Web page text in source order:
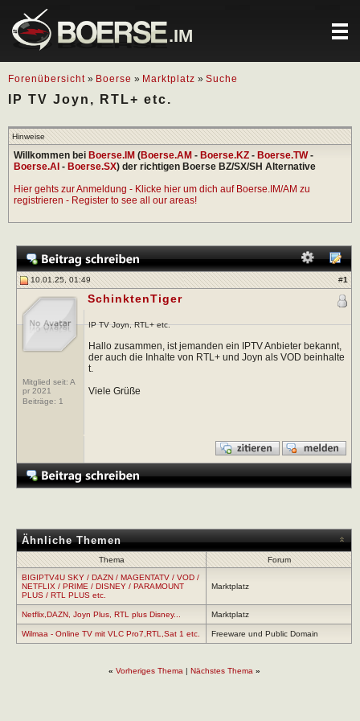
.IM
Forenübersicht » Boerse » Marktplatz » Suche
IP TV Joyn, RTL+ etc.
Hinweise
Willkommen bei Boerse.IM (Boerse.AM - Boerse.KZ - Boerse.TW-
Boerse.AI - Boerse.SX) der richtigen Boerse BZ/SX/SH Alternative
Hier gehts zur Anmeldung - Klicke hier um dich auf Boerse.IM/AM zu
registrieren - Register to see all our areas!
10.01.25, 01:49 #1
Mitglied seit: A
pr 2021
Beiträge: 1
SchinktenTiger
IP TV Joyn, RTL+ etc.
Hallo zusammen, ist jemanden ein IPTV Anbieter bekannt,
der auch die Inhalte von RTL+ und Joyn als VOD beinhalte
t.
Viele Grüße
Ähnliche Themen
Thema
Forum
BIGIPTV4U SKY / DAZN / MAGENTATV / VOD /
NETFLIX / PRIME / DISNEY / PARAMOUNT
PLUS / RTL PLUS etc.
Marktplatz
Netflix,DAZN, Joyn Plus, RTL plus Disney... Marktplatz
Wilmaa - Online TV mit VLC Pro7,RTL,Sat 1 etc. Freeware und Public Domain
« Vorheriges Thema | Nächstes Thema »